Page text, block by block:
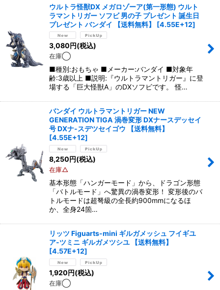
ウルトラ怪獣DX メガロゾーア(第一形態) ウルト
ラマントリガー ソフビ 男の子 プレゼント 誕生日
プレゼント バンダイ 【送料無料】
[4.55E+12]
3,080円(税込)
在庫◯
■種別:おもちゃ ■メーカー:バンダイ ■対象年
齢:3歳以上 ■説明:『ウルトラマントリガー』に登
場する「巨大怪獣A」のDXソフビです。 怪…
バンダイ ウルトラマントリガー NEW
GENERATION TIGA 渦巻変形 DXナースデッセイ
号 DXナ-スデツセイゴウ 【送料無料】
[4.55E+12]
8,250円(税込)
在庫△
基本形態「ハンガーモード」から、ドラゴン形態
「バトルモード」へ驚異の渦巻変形！ 変形後のバ
トルモードは超弩級の全長約900mmになるほ
か、全身24箇…
リッツ Figuarts-mini ギルガメッシュ フイギユ
ア-ツミニ ギルガメツシユ 【送料無料】
[4.57E+12]
1,920円(税込)
在庫◯